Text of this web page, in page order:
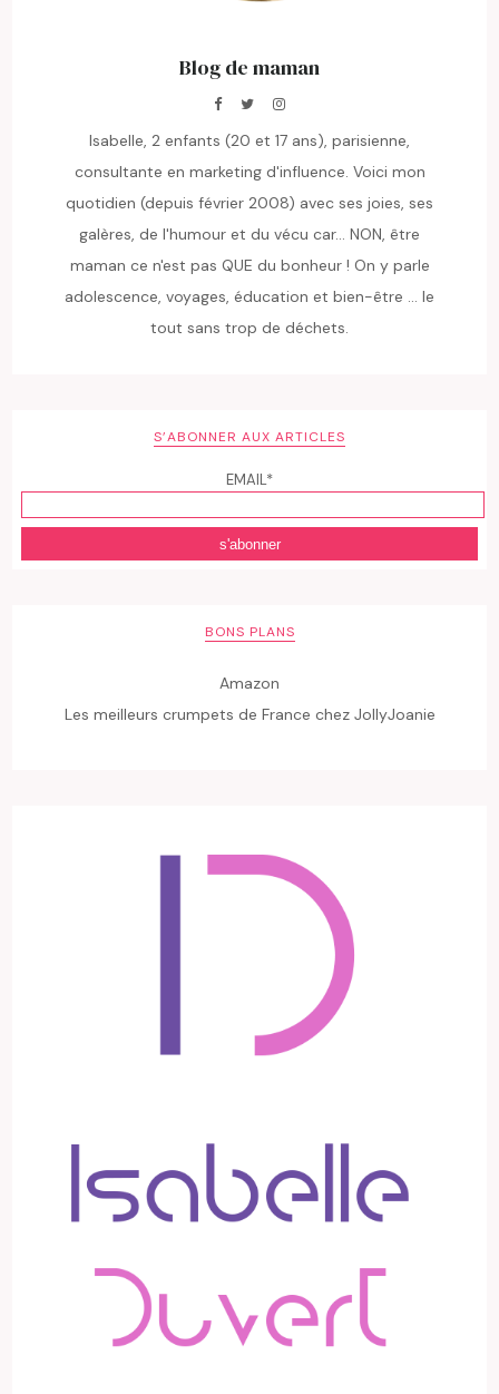
Blog de maman
Isabelle, 2 enfants (20 et 17 ans), parisienne,
consultante en marketing d'influence. Voici mon
quotidien (depuis février 2008) avec ses joies, ses
galères, de l'humour et du vécu car... NON, être
maman ce n'est pas QUE du bonheur ! On y parle
adolescence, voyages, éducation et bien-être ... le
tout sans trop de déchets.
S’ABONNER AUX ARTICLES
EMAIL*
BONS PLANS
Amazon
Les meilleurs crumpets de France chez JollyJoanie